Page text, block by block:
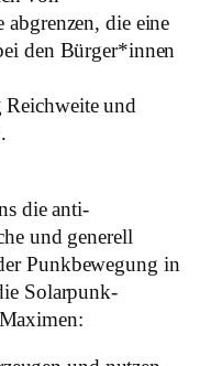
abgrenzen, die eine
den Bürger*innen
Reichweite und
die anti-
und generell
Punkbewegung in
Solarpunk-